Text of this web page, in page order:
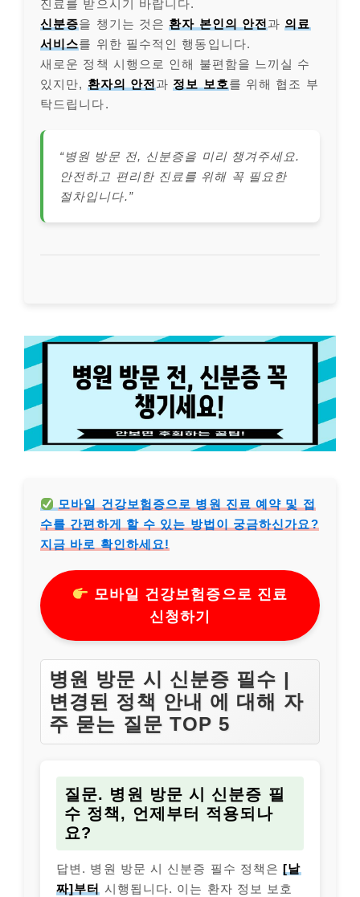
진료를 받으시기 바랍니다.
신분증을 챙기는 것은 환자 본인의 안전과 의료
서비스를 위한 필수적인 행동입니다.
새로운 정책 시행으로 인해 불편함을 느끼실 수
있지만, 환자의 안전과 정보 보호를 위해 협조 부
탁드립니다.
“병원 방문 전, 신분증을 미리 챙겨주세요.
안전하고 편리한 진료를 위해 꼭 필요한
절차입니다.”
모바일 건강보험증으로 병원 진료 예약 및 접
수를 간편하게 할 수 있는 방법이 궁금하신가요?
지금 바로 확인하세요!
모바일 건강보험증으로 진료
신청하기
병원 방문 시 신분증 필수 |
변경된 정책 안내 에 대해 자
주 묻는 질문 TOP 5
질문. 병원 방문 시 신분증 필
수 정책, 언제부터 적용되나
요?
답변. 병원 방문 시 신분증 필수 정책은[날
짜]부터 시행됩니다. 이는 환자 정보 보호